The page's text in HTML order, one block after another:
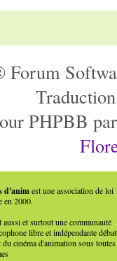
Forum
PHPBB
d'animest une association de loi
en 2000.
aussi et surtout une communauté
libre et indépendante
du cinéma d'animation sous toutes